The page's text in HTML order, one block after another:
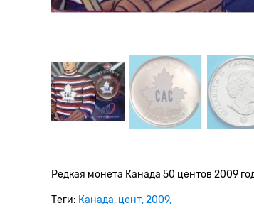
Редкая монета Канада 50 центов 2009
Теги: Канада цент 2009